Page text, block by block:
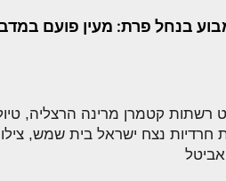
בנחל פרת: מעין פועם